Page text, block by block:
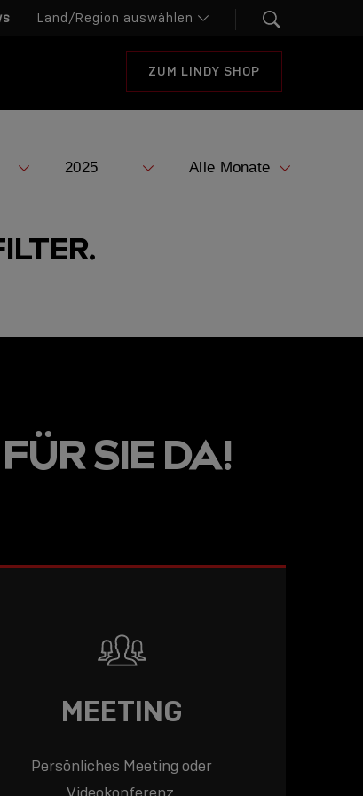
ZUM LINDY SHOP
DIE SIE DA!
MEETING
Persönliches Meeting oder